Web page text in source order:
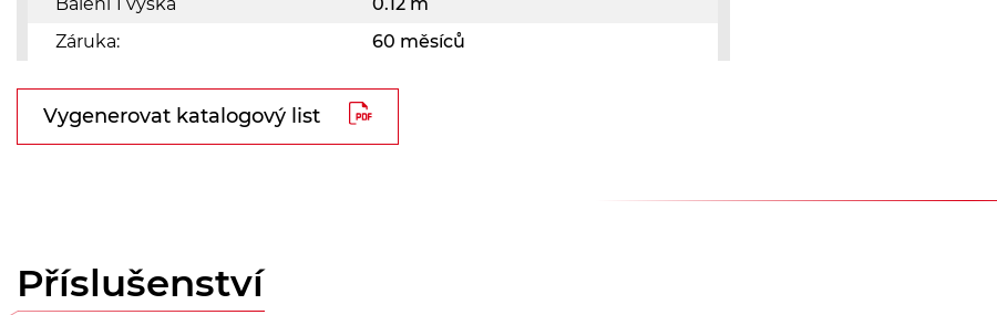
Záruka:
60 měsíců
Vygenerovat katalogový list
Příslušenství